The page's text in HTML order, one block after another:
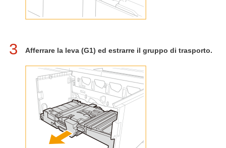
3 Afferrare la leva (G1) ed estrarre il gruppo di trasporto.